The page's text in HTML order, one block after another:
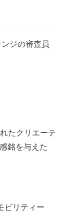
ジの審査員
たクリエーテ
銘を与えた
ビリティー